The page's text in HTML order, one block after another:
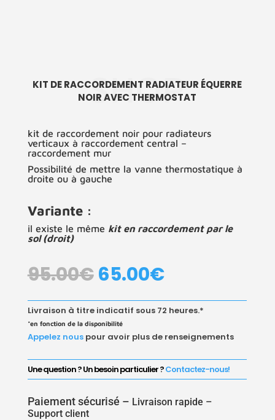
SHOP
KIT DE RACCORDEMENT RADIATEUR ÉQUERRE
NOIR AVEC THERMOSTAT
kit de raccordement noir pour radiateurs
verticaux à raccordement central –
raccordement mur
Possibilité de mettre la vanne thermostatique à
droite ou à gauche
Variante :
il existe le même kit en raccordement par le
sol (droit)
95.00€LE
PRIX
INITIAL
ÉTAIT :
95.00€.
65.00€LE
ACTUEL
EST :
65.00€.
Livraison à titre indicatif sous 72 heures.*
*en fonction de la disponibilité
Appelez nouspour avoir plus de renseignements
Une question ? Un besoin particulier ?Contactez-nous!
Paiement sécurisé – Livraison rapide –
Support client